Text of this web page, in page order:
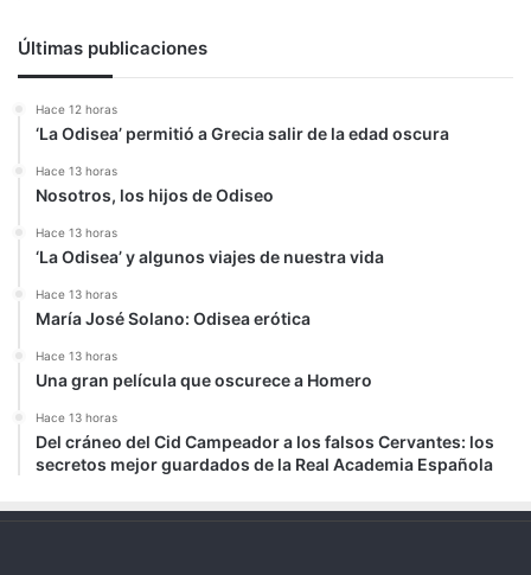
Últimas publicaciones
Hace 12 horas
‘La Odisea’ permitió a Grecia salir de la edad oscura
Hace 13 horas
Nosotros, los hijos de Odiseo
Hace 13 horas
‘La Odisea’ y algunos viajes de nuestra vida
Hace 13 horas
María José Solano: Odisea erótica
Hace 13 horas
Una gran película que oscurece a Homero
Hace 13 horas
Del cráneo del Cid Campeador a los falsos Cervantes: los
secretos mejor guardados de la Real Academia Española